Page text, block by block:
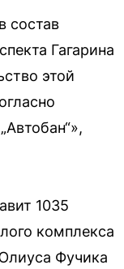
состав
Гагарина
этой
1035
комплекса
Фучика